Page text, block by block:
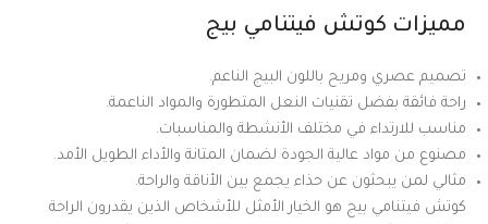
مميزات كوتش فيتنامي بيج
تصميم عصري ومريح باللون البيج الناعم.
راحة فائقة بفضل تقنيات النعل المتطورة والمواد الناعمة.
مناسب للارتداء في مختلف الأنشطة والمناسبات.
مصنوع من مواد عالية الجودة لضمان المتانة والأداء الطويل الأمد.
مثالي لمن يبحثون عن حذاء يجمع بين الأناقة والراحة.
كوتش فيتنامي بيج هو الخيار الأمثل للأشخاص الذين يقدرون الراحة